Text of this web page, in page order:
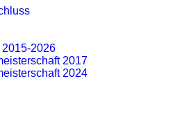
2015-2026
2017
2024